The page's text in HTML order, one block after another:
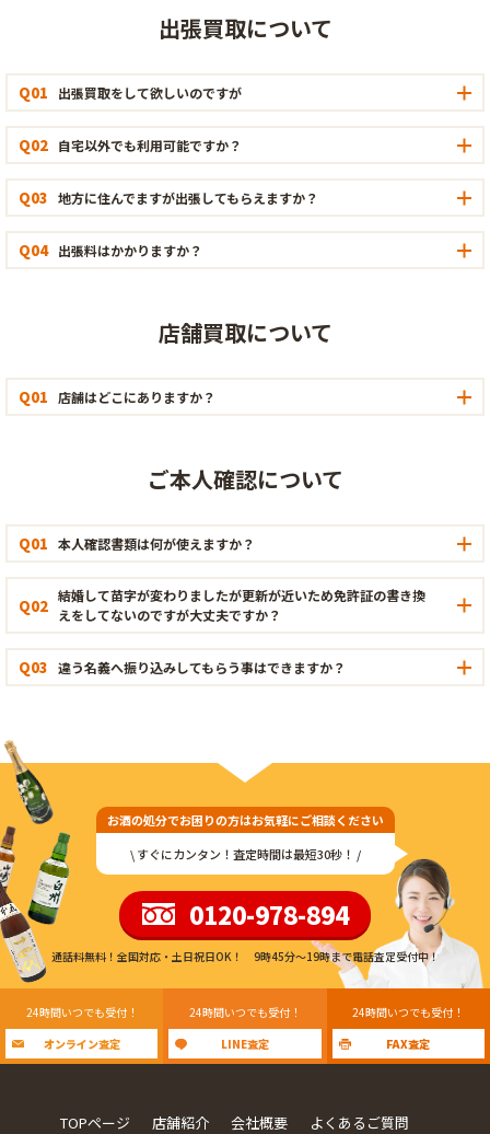
出張買取について
Q01 出張買取をして欲しいのですが
Q02 自宅以外でも利用可能ですか？
Q03 地方に住んでますが出張してもらえますか？
Q04 出張料はかかりますか？
店舗買取について
Q01 店舗はどこにありますか？
ご本人確認について
Q01 本人確認書類は何が使えますか？
Q02 結婚して苗字が変わりましたが更新が近いため免許証の書き換
えをしてないのですが大丈夫ですか？
Q03 違う名義へ振り込みしてもらう事はできますか？
お酒の処分でお困りの方はお気軽にご相談ください
\ すぐにカンタン！査定時間は最短30秒！ /
0120-978-894
通話料無料！全国対応・土日祝日OK！ 9時45分〜19時まで電話査定受付中！
24時間いつでも受付！
オンライン査定
24時間いつでも受付！
LINE査定
24時間いつでも受付！
FAX査定
TOPページ 店舗紹介 会社概要 よくあるご質問